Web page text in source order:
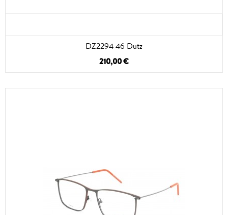
DZ2294 46 Dutz
210,00 €